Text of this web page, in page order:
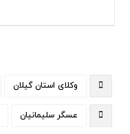
وکلای استان گیلان
عسگر سلیمانیان